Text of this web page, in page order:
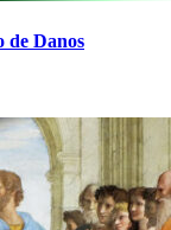
de Danos